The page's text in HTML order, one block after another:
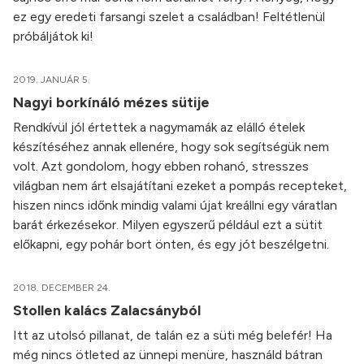
ez egy eredeti farsangi szelet a családban! Feltétlenül
próbáljátok ki!
2019. JANUÁR 5.
Nagyi borkínáló mézes sütije
Rendkívül jól értettek a nagymamák az elálló ételek
készítéséhez annak ellenére, hogy sok segítségük nem
volt. Azt gondolom, hogy ebben rohanó, stresszes
világban nem árt elsajátítani ezeket a pompás recepteket,
hiszen nincs időnk mindig valami újat kreállni egy váratlan
barát érkezésekor. Milyen egyszerű például ezt a sütit
előkapni, egy pohár bort önten, és egy jót beszélgetni.
2018. DECEMBER 24.
Stollen kalács Zalacsányból
Itt az utolsó pillanat, de talán ez a süti még belefér! Ha
még nincs ötleted az ünnepi menüre, használd bátran